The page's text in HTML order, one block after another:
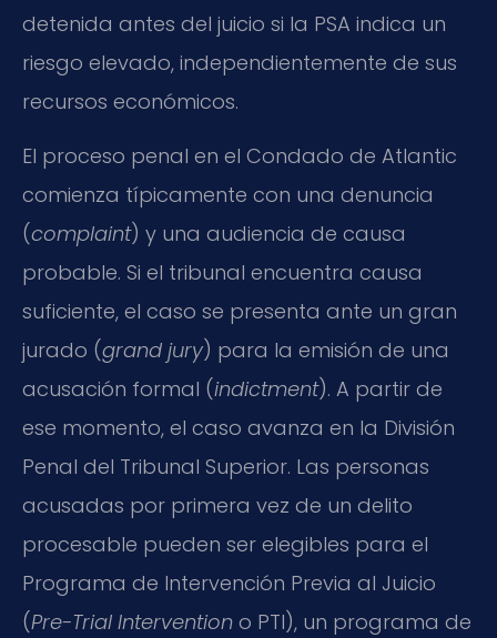
detenida antes del juicio si la PSA indica un
riesgo elevado, independientemente de sus
recursos económicos.
El proceso penal en el Condado de Atlantic
comienza típicamente con una denuncia
(complaint) y una audiencia de causa
probable. Si el tribunal encuentra causa
suficiente, el caso se presenta ante un gran
jurado (grand jury) para la emisión de una
acusación formal (indictment). A partir de
ese momento, el caso avanza en la División
Penal del Tribunal Superior. Las personas
acusadas por primera vez de un delito
procesable pueden ser elegibles para el
Programa de Intervención Previa al Juicio
(Pre-Trial Intervention o PTI), un programa de